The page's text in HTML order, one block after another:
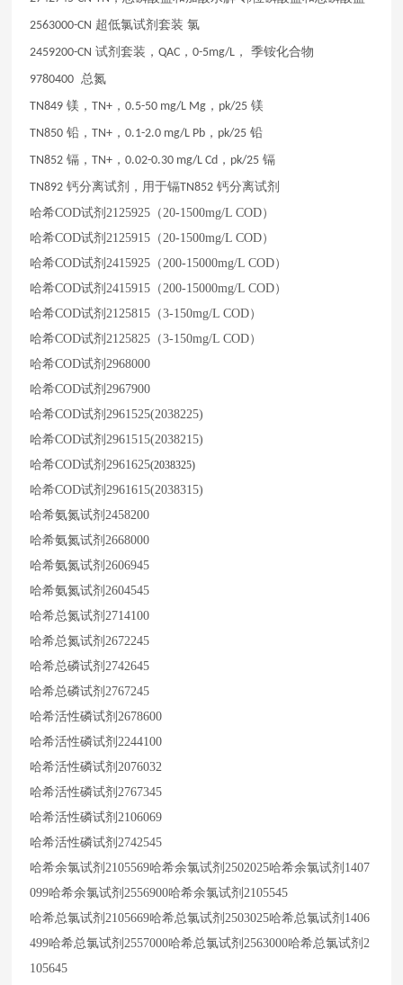
2563000-CN 超低氯试剂套装 氯
2459200-CN 试剂套装，QAC ，0-5mg/L ， 季铵化合物
9780400 总氮
TN849 镁，TN+ ，0.5-50 mg/L Mg ， pk/25 镁
TN850 铅，TN+ ，0.1-2.0 mg/L Pb ， pk/25 铅
TN852 镉，TN+ ，0.02-0.30 mg/L Cd ， pk/25 镉
TN892 钙分离试剂，用于镉TN852 钙分离试剂
哈希COD试剂2125925（20-1500mg/L COD）
哈希COD试剂2125915（20-1500mg/L COD）
哈希COD试剂2415925（200-15000mg/L COD）
哈希COD试剂2415915（200-15000mg/L COD）
哈希COD试剂2125815（3-150mg/L COD）
哈希COD试剂2125825（3-150mg/L COD）
哈希COD试剂2968000
哈希COD试剂2967900
哈希COD试剂2961525(2038225)
哈希COD试剂2961515(2038215)
哈希COD试剂2961625(2038325)
哈希COD试剂2961615(2038315)
哈希氨氮试剂 2458200
哈希氨氮试剂 2668000
哈希氨氮试剂 2606945
哈希氨氮试剂 2604545
哈希总氮试剂 2714100
哈希总氮试剂 2672245
哈希总磷试剂 2742645
哈希总磷试剂 2767245
哈希活性磷试剂 2678600
哈希活性磷试剂 2244100
哈希活性磷试剂 2076032
哈希活性磷试剂 2767345
哈希活性磷试剂 2106069
哈希活性磷试剂 2742545
哈希余氯试剂 2105569哈希余氯试剂2502025哈希余氯试剂1407
099哈希余氯试剂2556900哈希余氯试剂2105545
哈希总氯试剂 2105669哈希总氯试剂2503025哈希总氯试剂1406
499哈希总氯试剂2557000哈希总氯试剂2563000哈希总氯试剂2
105645